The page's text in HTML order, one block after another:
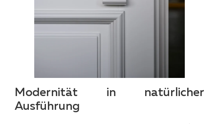
Modernität in natürlicher
Ausführung